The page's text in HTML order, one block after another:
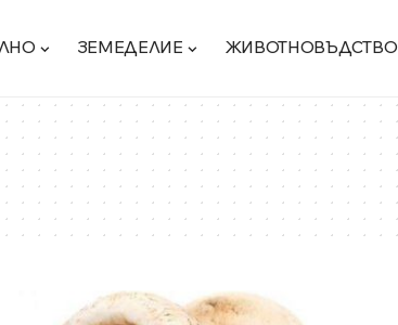
ЗЕМЕДЕЛИЕ ЖИВОТНОВЪДСТВО